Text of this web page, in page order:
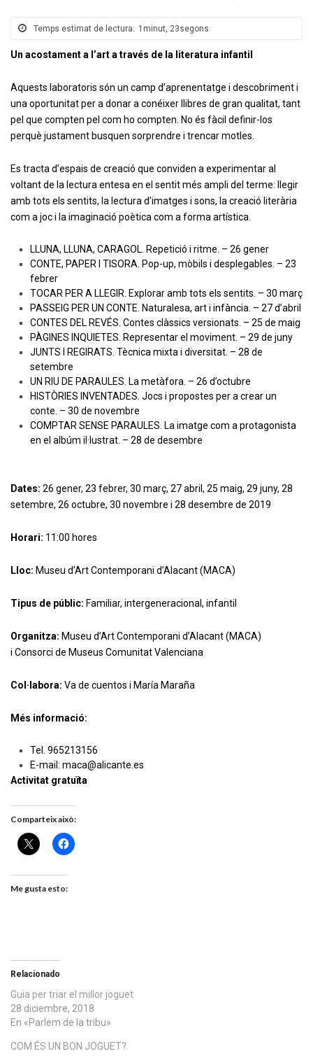
Temps estimat de lectura: 1minut, 23segons
Un acostament a l’art a través de la literatura infantil
Aquests laboratoris són un camp d’aprenentatge i descobriment i
una oportunitat per a donar a conéixer llibres de gran qualitat, tant
pel que compten pel com ho compten. No és fàcil definir-los
perquè justament busquen sorprendre i trencar motles.
Es tracta d’espais de creació que conviden a experimentar al
voltant de la lectura entesa en el sentit més ampli del terme: llegir
amb tots els sentits, la lectura d’imatges i sons, la creació literària
com a joc i la imaginació poètica com a forma artística.
LLUNA, LLUNA, CARAGOL. Repetició i ritme. – 26 gener
CONTE, PAPER I TISORA. Pop-up, mòbils i desplegables. – 23
febrer
TOCAR PER A LLEGIR. Explorar amb tots els sentits. – 30 març
PASSEIG PER UN CONTE. Naturalesa, art i infància. – 27 d’abril
CONTES DEL REVÉS. Contes clàssics versionats. – 25 de maig
PÀGINES INQUIETES. Representar el moviment. – 29 de juny
JUNTS I REGIRATS. Tècnica mixta i diversitat. – 28 de
setembre
UN RIU DE PARAULES. La metàfora. – 26 d’octubre
HISTÒRIES INVENTADES. Jocs i propostes per a crear un
conte. – 30 de novembre
COMPTAR SENSE PARAULES. La imatge com a protagonista
en el albúm il·lustrat. – 28 de desembre
Dates: 26 gener, 23 febrer, 30 març, 27 abril, 25 maig, 29 juny, 28
setembre, 26 octubre, 30 novembre i 28 desembre de 2019
Horari: 11:00 hores
Lloc: Museu d’Art Contemporani d’Alacant (MACA)
Tipus de públic: Familiar, intergeneracional, infantil
Organitza: Museu d’Art Contemporani d’Alacant (MACA)
i Consorci de Museus Comunitat Valenciana
Col·labora: Va de cuentos i María Maraña
Més informació:
Tel. 965213156
E-mail: maca@alicante.es
Activitat gratuïta
Comparteix això:
Me gusta esto:
Relacionado
Guia per triar el millor joguet
28 diciembre, 2018
En «Parlem de la tribu»
COM ÉS UN BON JOGUET?